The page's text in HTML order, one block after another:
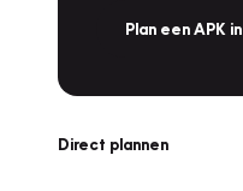
Plan een APK in
Direct plannen